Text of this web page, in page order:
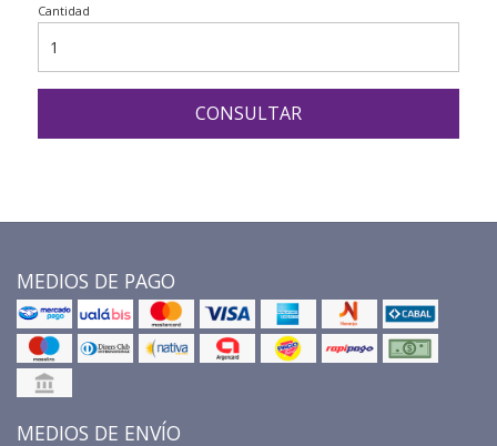
Cantidad
CONSULTAR
MEDIOS DE PAGO
MEDIOS DE ENVÍO